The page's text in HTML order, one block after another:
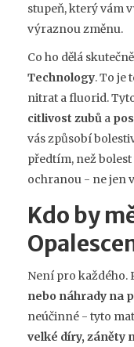
stupeň, který vám
výraznou změnu.
Co ho dělá
Technology. To je
nitrat a fluorid.
citlivost zubů a
vás způsobí
předtím, než
ochranou - ne jen
Kdo by
Není pro každého.
nebo náhrady na
neúčinné - tyto
velké díry, záněty